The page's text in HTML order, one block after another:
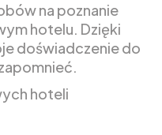
na poznanie
hotelu. Dzięki
doświadczenie do
hoteli